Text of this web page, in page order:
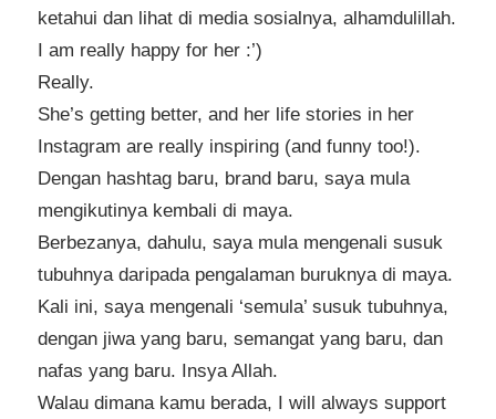
ketahui dan lihat di media sosialnya, alhamdulillah.
I am really happy for her :’)
Really.
She’s getting better, and her life stories in her
Instagram are really inspiring (and funny too!).
Dengan hashtag baru, brand baru, saya mula
mengikutinya kembali di maya.
Berbezanya, dahulu, saya mula mengenali susuk
tubuhnya daripada pengalaman buruknya di maya.
Kali ini, saya mengenali ‘semula’ susuk tubuhnya,
dengan jiwa yang baru, semangat yang baru, dan
nafas yang baru. Insya Allah.
Walau dimana kamu berada, I will always support